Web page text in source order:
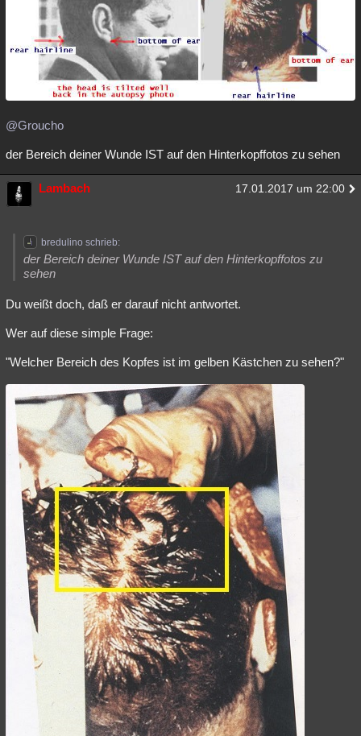
@Groucho
der Bereich deiner Wunde IST auf den Hinterkopffotos zu sehen
Lambach 17.01.2017 um 22:00
bredulino schrieb:
der Bereich deiner Wunde IST auf den Hinterkopffotos zu
sehen
Du weißt doch, daß er darauf nicht antwortet.
Wer auf diese simple Frage:
"Welcher Bereich des Kopfes ist im gelben Kästchen zu sehen?"